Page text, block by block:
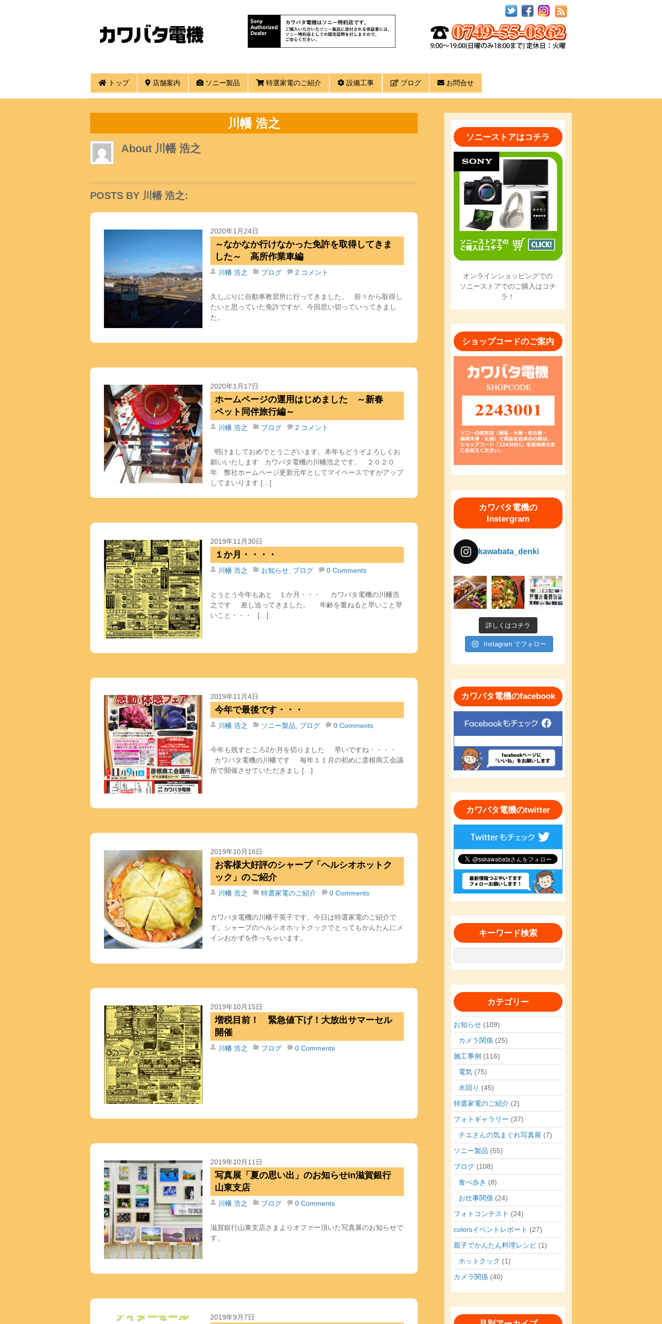
トップ 店舗案内 ソニー製品 特選家電のご紹介 設備工事 ブログ お問合せ
川幡 浩之
About 川幡 浩之
POSTS BY 川幡 浩之:
2020年1月24日
～なかなか行けなかった免許を取得してきま
した～ 高所作業車編
川幡 浩之 ブログ 2 コメント
久しぶりに自動車教習所に行ってきました。 前々から取得し
たいと思っていた免許ですが、今回思い切っていってきまし
た。
2020年1月17日
ホームページの運用はじめました ～新春
ペット同伴旅行編～
川幡 浩之 ブログ 2 コメント
明けましておめでとうございます。本年もどうぞよろしくお
願いいたします カワバタ電機の川幡浩之です。 ２０２０
年 弊社ホームページ更新元年としてマイペースですがアップ
してまいります […]
2019年11月30日
１か月・・・・
川幡 浩之 お知らせ ブログ 0 Comments
とうとう今年もあと １か月・・・ カワバタ電機の川幡浩
之です 差し迫ってきました。 年齢を重ねると早いこと早
いこと・・・ […]
2019年11月4日
今年で最後です・・・
川幡 浩之 ソニー製品 ブログ 0 Comments
今年も残すところ2か月を切りました 早いですね・・・・
カワバタ電機の川幡です 毎年１１月の初めに彦根商工会議
所で開催させていただきまし […]
2019年10月16日
お客様大好評のシャープ「ヘルシオホットク
ック」のご紹介
川幡 浩之 特選家電のご紹介 0 Comments
カワバタ電機の川幡千英子です。今日は特選家電のご紹介で
す。シャープのヘルシオホットクックでとってもかんたんにメ
インおかずを作っちゃいます。
2019年10月15日
増税目前！ 緊急値下げ！大放出サマーセル
開催
川幡 浩之 ブログ 0 Comments
2019年10月11日
写真展「夏の思い出」のお知らせin滋賀銀行
山東支店
川幡 浩之 ブログ 0 Comments
滋賀銀行山東支店さまよりオファー頂いた写真展のお知らせで
す。
2019年9月7日
ソニーストアはコチラ
オンラインショッピングでの
ソニーストアでのご購入はコチ
ラ！
ショップコードのご案内
カワバタ電機の
Instergram
kawabata_denki
詳しくはコチラ
Instagram でフォロー
カワバタ電機のfacebook
カワバタ電機のtwitter
キーワード検索
カテゴリー
お知らせ(109)
カメラ関係(25)
施工事例 (116)
電気(75)
水回り (45)
特選家電のご紹介 (2)
フォトギャラリー (37)
チエさんの気まぐれ写真展 (7)
ソニー製品 (55)
ブログ(108)
食べ歩き (8)
お仕事関係(24)
フォトコンテスト (24)
colorsイベントレポート (27)
親子でかんたん料理レシピ(1)
ホットクック (1)
カメラ関係(40)